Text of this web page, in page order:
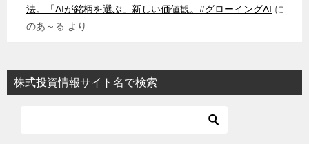
法。「AIが銘柄を選ぶ」新しい価値観。#グローイングAI に
のあ～る より
株式投資情報サイト名で検索